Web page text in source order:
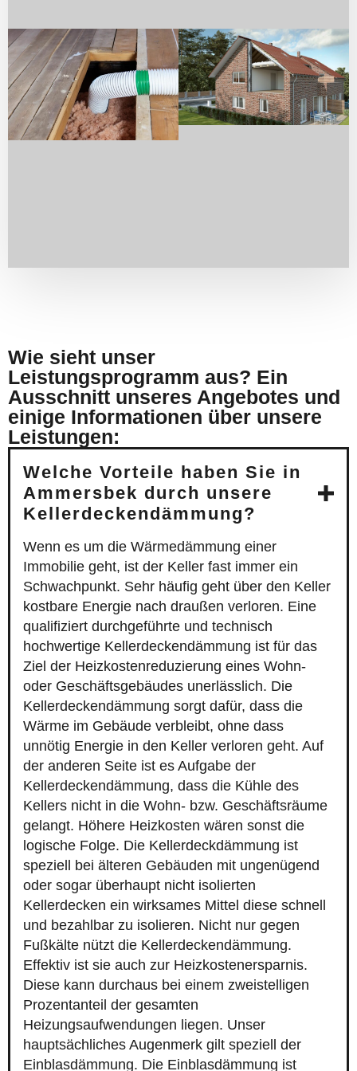
Wie sieht unser
Leistungsprogramm aus? Ein
Ausschnitt unseres Angebotes und
einige Informationen über unsere
Leistungen:
Welche Vorteile haben Sie in
Ammersbek durch unsere
Kellerdeckendämmung?
Wenn es um die Wärmedämmung einer
Immobilie geht, ist der Keller fast immer ein
Schwachpunkt. Sehr häufig geht über den Keller
kostbare Energie nach draußen verloren. Eine
qualifiziert durchgeführte und technisch
hochwertige Kellerdeckendämmung ist für das
Ziel der Heizkostenreduzierung eines Wohn-
oder Geschäftsgebäudes unerlässlich. Die
Kellerdeckendämmung sorgt dafür, dass die
Wärme im Gebäude verbleibt, ohne dass
unnötig Energie in den Keller verloren geht. Auf
der anderen Seite ist es Aufgabe der
Kellerdeckendämmung, dass die Kühle des
Kellers nicht in die Wohn- bzw. Geschäftsräume
gelangt. Höhere Heizkosten wären sonst die
logische Folge. Die Kellerdeckdämmung ist
speziell bei älteren Gebäuden mit ungenügend
oder sogar überhaupt nicht isolierten
Kellerdecken ein wirksames Mittel diese schnell
und bezahlbar zu isolieren. Nicht nur gegen
Fußkälte nützt die Kellerdeckendämmung.
Effektiv ist sie auch zur Heizkostenersparnis.
Diese kann durchaus bei einem zweistelligen
Prozentanteil der gesamten
Heizungsaufwendungen liegen. Unser
hauptsächliches Augenmerk gilt speziell der
Einblasdämmung. Die Einblasdämmung ist